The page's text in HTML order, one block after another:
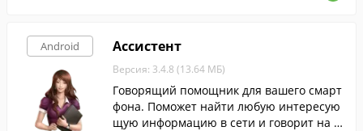
Android Ассистент
Версия: 3.4.8 (13.64 МБ)
Говорящий помощник для вашего смарт
фона. Поможет найти любую интересую
щую информацию в сети и говорит на р